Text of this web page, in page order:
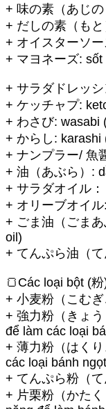
+ 味の素（あじ
+ だしの素（も
+ オイスターソ
+ マヨネーズ:
+ サラダドレッ
+ ケッチャプ:
+ わさび: wasabi
+ からし: karashi
+ ナンプラー/ 魚
+ 油（あぶら）:
+ サラダオイル
+ オリーブオイ
+ ごま油（ごま
oil)
+ てんぷら油（
🍞Các loại bột (粉
+ 小麦粉（こむ
+ 強力粉（きょ
để làm các loại
+ 薄力粉（はく
các loại bánh
+ てんぷら粉（
+ 片栗粉（かた